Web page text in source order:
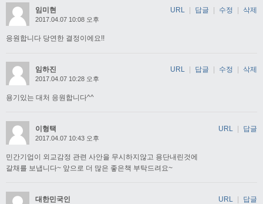
임미현
2017.04.07 10:08 오후
응원합니다 당연한 결정이에요!!
URL 답글 수정 삭제
임하진
2017.04.07 10:28 오후
용기있는 대처 응원합니다^^
URL 답글 수정 삭제
이형택
2017.04.07 10:43 오후
민간기업이 외교감정 관련 사안을 무시하지않고 용단내린것에
갈채를 보냅니다~ 앞으로 더 많은 좋은책 부탁드려요~
URL | 답글
대한민국인 URL | 답글